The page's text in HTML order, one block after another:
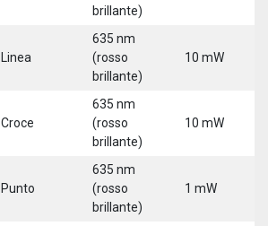
brillante)
Linea
635 nm
(rosso
brillante)
10 mW
Croce
635 nm
(rosso
brillante)
10 mW
Punto
635 nm
(rosso
brillante)
1 mW